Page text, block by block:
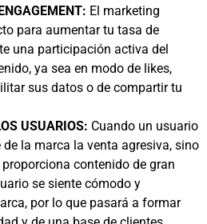
El marketing
para aumentar tu tasa de
una participación activa del
ya sea en modo de likes,
sus datos o de compartir tu
USUARIOS: Cuando un usuario
de la marca la venta agresiva, sino
contenido de gran
se siente cómodo y
por lo que pasará a formar